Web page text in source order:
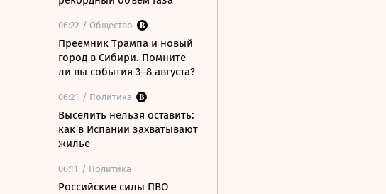
06:22 / Общество
Преемник Трампа и новый
город в Сибири. Помните
ли вы события 3–8 августа?
06:21 / Политика
Выселить нельзя оставить:
как в Испании захватывают
жилье
06:11 / Политика
Российские силы ПВО